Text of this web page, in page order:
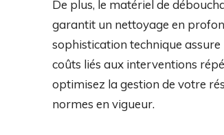
De plus, le matériel de
garantit un nettoyage en
sophistication technique
coûts liés aux interventions
optimisez la gestion de votre
normes en vigueur.